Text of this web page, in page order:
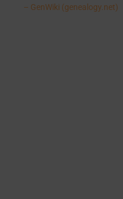
– GenWiki (genealogy.net)